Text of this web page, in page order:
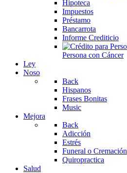
Hipoteca
Impuestos
Préstamo
Bancarrota
Informe Crediticio
Persona con Cáncer
Ley
Noso
Back
Hispanos
Frases Bonitas
Music
Mejora
Back
Adicción
Estrés
Funeral o Cremación
Quiropractica
Salud